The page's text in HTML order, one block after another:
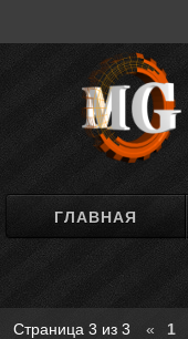
ГЛАВНАЯ
Страница 3 из 3 « 1